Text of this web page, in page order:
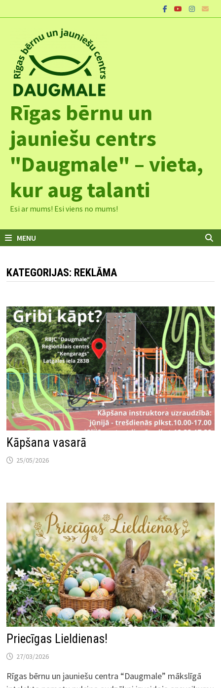
to
Rīgas bērnu un
jauniešu centrs
"Daugmale" – vieta,
kur aug talanti
Esi ar mums! Esi viens no mums!
MENU
KATEGORIJAS: REKLĀMA
Kāpšana vasarā
25/05/2026
Priecīgas Lieldienas!
27/03/2026
Rīgas bērnu un jauniešu centra “Daugmale” mākslīgā